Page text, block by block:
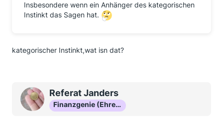
Insbesondere wenn ein Anhänger des kategorischen
Instinkt das Sagen hat.
kategorischer Instinkt,wat isn dat?
Referat Janders
Finanzgenie (Ehrenmitglied)